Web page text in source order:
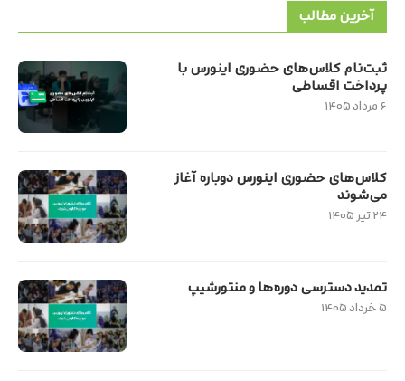
آخرین مطالب
ثبت‌نام کلاس‌های حضوری اینورس با
پرداخت اقساطی
۶ مرداد ۱۴۰۵
کلاس‌های حضوری اینورس دوباره آغاز
می‌شوند
۲۴ تیر ۱۴۰۵
تمدید دسترسی دوره‌ها و منتورشیپ
۵ خرداد ۱۴۰۵